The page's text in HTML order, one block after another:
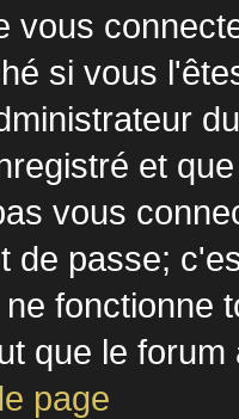
vous
si vous
et
vous
de passe;
fonctionne
que le
page